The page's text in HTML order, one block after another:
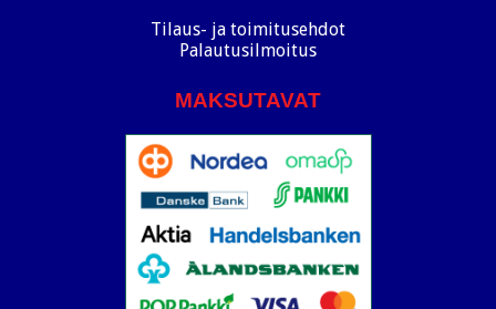
Tilaus- ja toimitusehdot
Palautusilmoitus
MAKSUTAVAT